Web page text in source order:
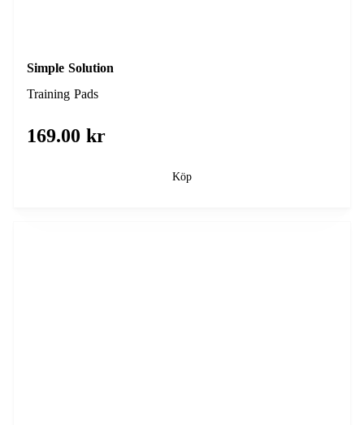
Simple Solution
Training Pads
169.00 kr
Köp